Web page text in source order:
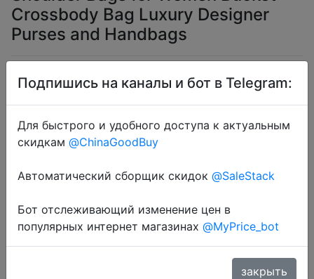
Crossbody Bag Luxury Designer
Purses and Handbags
$4.05
Coins
Перейти в магазин
Подпишись на каналы и бот в Telegram:
Для быстрого и удобного доступа к актуальным
скидкам @ChinaGoodBuy
Автоматический сборщик скидок @SaleStack
Бот отслеживающий изменение цен в
популярных интернет магазинах @MyPrice_bot
закрыть